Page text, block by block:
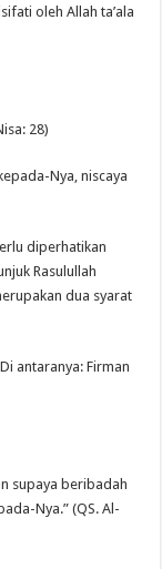
oleh Allah ta’ala
28)
Nya, niscaya
diperhatikan
Rasulullah
dua syarat
antaranya: Firman
supaya beribadah
Nya.” (QS. Al-